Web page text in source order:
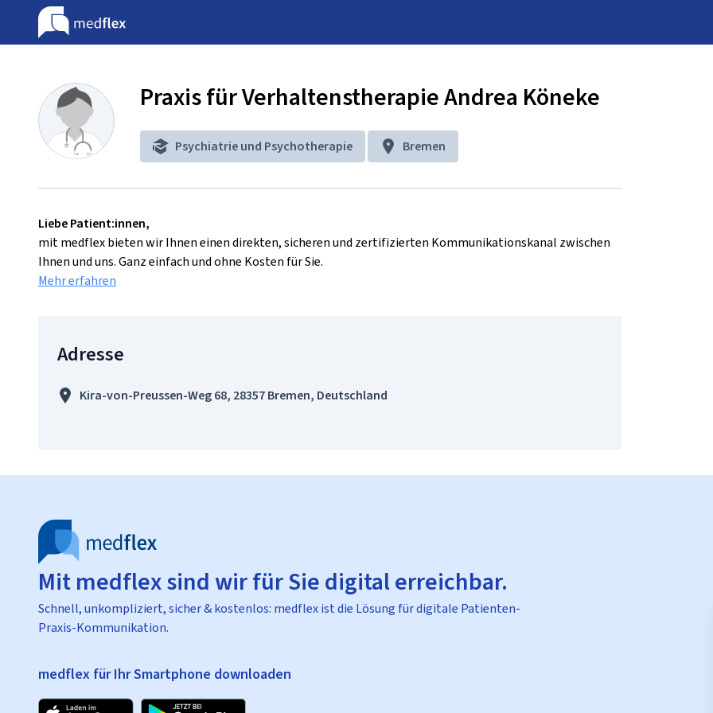
Praxis für Verhaltenstherapie Andrea Köneke
Psychiatrie und Psychotherapie Bremen
Liebe Patient:innen,
mit medflex bieten wir Ihnen einen direkten, sicheren und zertifizierten Kommunikationskanal zwischen
Ihnen und uns. Ganz einfach und ohne Kosten für Sie.
Mehr erfahren
Adresse
Kira-von-Preussen-Weg 68, 28357 Bremen, Deutschland
Mit medflex sind wir für Sie digital erreichbar.
Schnell, unkompliziert, sicher & kostenlos: medflex ist die Lösung für digitale Patienten-
Praxis-Kommunikation.
medflex für Ihr Smartphone downloaden